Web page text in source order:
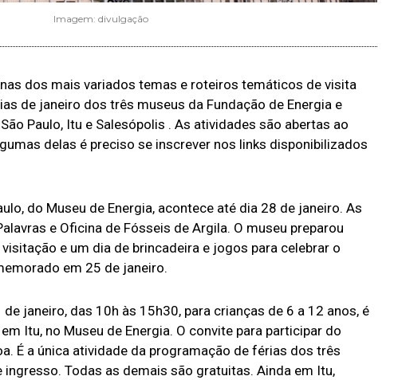
Imagem: divulgação
dos mais variados temas e roteiros temáticos de visita
de janeiro dos três museus da Fundação de Energia e
Paulo, Itu e Salesópolis . As atividades são abertas ao
delas é preciso se inscrever nos links disponibilizados
do Museu de Energia, acontece até dia 28 de janeiro. As
e Oficina de Fósseis de Argila. O museu preparou
e um dia de brincadeira e jogos para celebrar o
em 25 de janeiro.
janeiro, das 10h às 15h30, para crianças de 6 a 12 anos, é
Itu, no Museu de Energia. O convite para participar do
É a única atividade da programação de férias dos três
Todas as demais são gratuitas. Ainda em Itu,